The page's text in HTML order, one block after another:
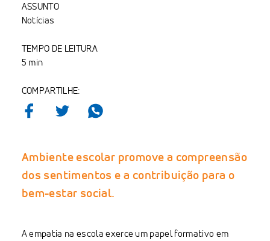
ASSUNTO
Notícias
TEMPO DE LEITURA
5 min
COMPARTILHE:
Ambiente escolar promove a compreensão
dos sentimentos e a contribuição para o
bem-estar social.
A empatia na escola exerce um papel formativo em